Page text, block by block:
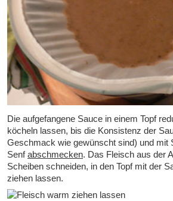
Die aufgefangene Sauce in einem Topf
köcheln lassen, bis die Konsistenz der
Geschmack wie gewünscht sind) und mit
Senfabschmecken. Das Fleisch aus der
Scheiben schneiden, in den Topf mit der
ziehen lassen.